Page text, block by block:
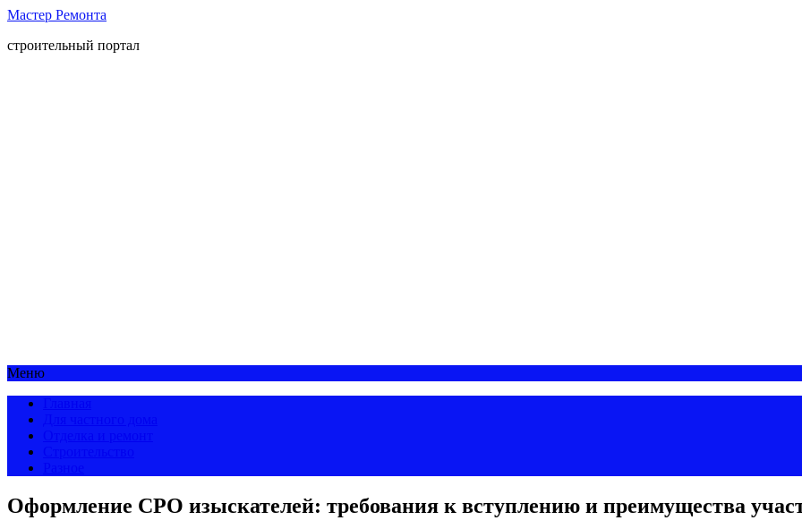
Мастер Ремонта
строительный портал
Меню
Оформление СРО изыскателей: требования к вступлению и преимущества